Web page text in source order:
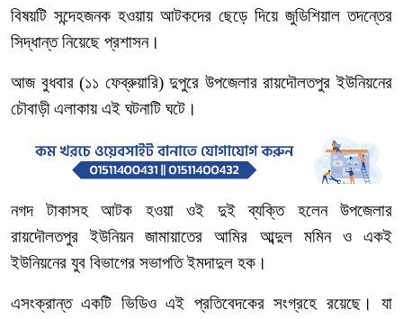
বিষয়টি সন্দেহজনক হওয়ায় আটকদের ছেড়ে দিয়ে জুডিশিয়াল তদন্তের
সিদ্ধান্ত নিয়েছে প্রশাসন।
আজ বুধবার(১১ ফেব্রুয়ারি)দুপুরে উপজেলার রায়দৌলতপুর ইউনিয়নের
চৌবাড়ী এলাকায় এই ঘটনাটি ঘটে।
নগদ টাকাসহ আটক হওয়া ওই দুই ব্যক্তি হলেন
উপজেলার
রায়দৌলতপুর
ইউনিয়ন জামায়াতের আমির আব্দুল মমিন ও
একই
ইউনিয়নের যুব বিভাগের সভাপতি ইমদাদুল হক।
এসংক্রান্ত একটি ভিডিও এই প্রতিবেদকের সংগ্রহে রয়েছে।
যা